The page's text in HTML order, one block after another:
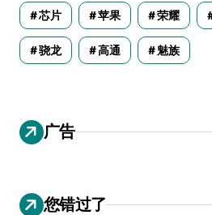
芯片 苹果 荣耀
骁龙 高通 魅族
广告
您错过了